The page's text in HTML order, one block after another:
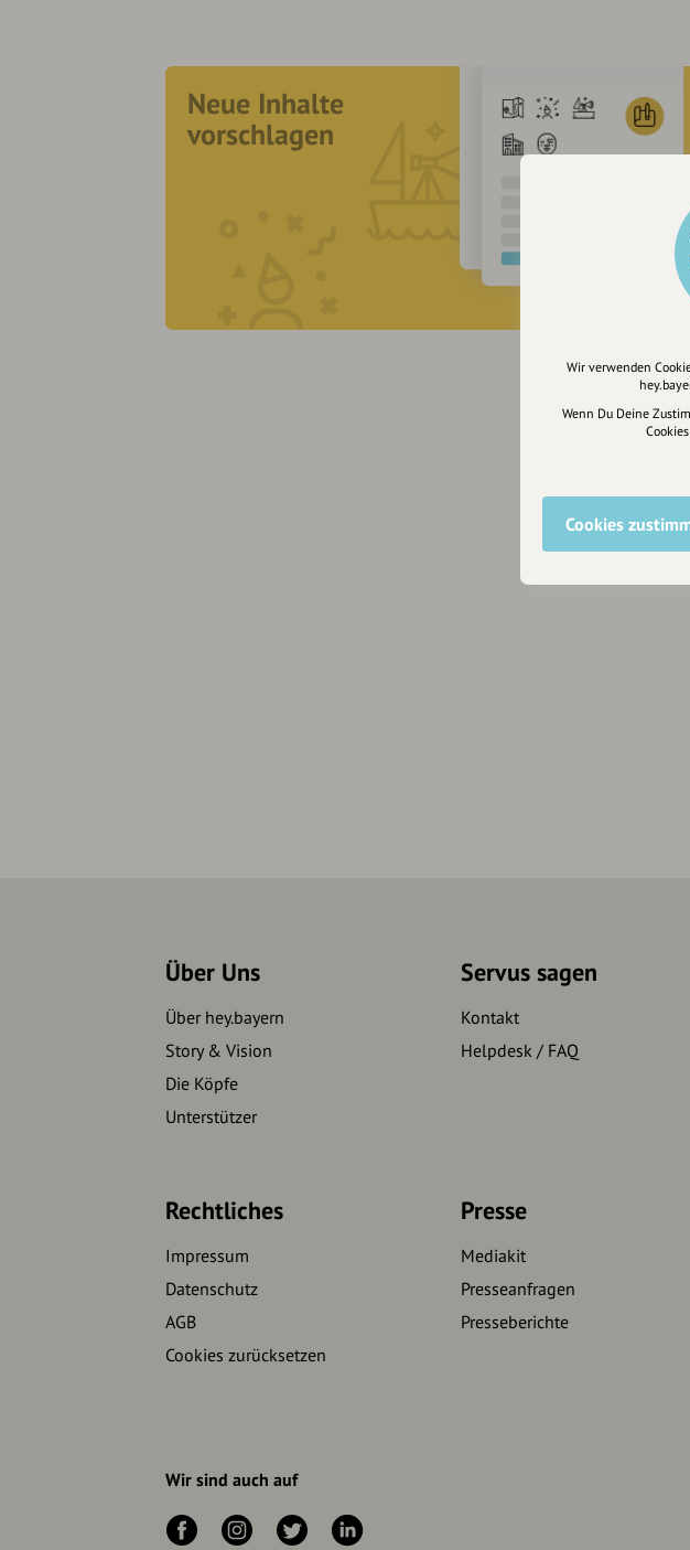
Neue Inhalte
vorschlagen
Über Uns
Über hey.bayern
Story & Vision
Die Köpfe
Unterstützer
Servus sagen
Kontakt
Helpdesk / FAQ
Rechtliches
Impressum
Datenschutz
AGB
Cookies zurücksetzen
Presse
Mediakit
Presseanfragen
Presseberichte
Wir sind auch auf
Wir verwenden
Wenn Du Deine
Cookies